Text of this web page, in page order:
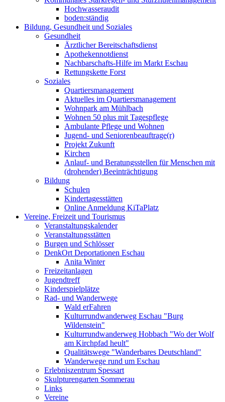
Hochwasseraudit
boden:ständig
Bildung, Gesundheit und Soziales
Gesundheit
Ärztlicher Bereitschaftsdienst
Apothekennotdienst
Nachbarschafts-Hilfe im Markt Eschau
Rettungskette Forst
Soziales
Quartiersmanagement
Aktuelles im Quartiersmanagement
Wohnpark am Mühlbach
Wohnen 50 plus mit Tagespflege
Ambulante Pflege und Wohnen
Jugend- und Seniorenbeauftrage(r)
Projekt Zukunft
Kirchen
Anlauf- und Beratungsstellen für Menschen mit
(drohender) Beeinträchtigung
Bildung
Schulen
Kindertagesstätten
Online Anmeldung KiTaPlatz
Vereine, Freizeit und Tourismus
Veranstaltungskalender
Veranstaltungsstätten
Burgen und Schlösser
DenkOrt Deportationen Eschau
Anita Winter
Freizeitanlagen
Jugendtreff
Kinderspielplätze
Rad- und Wanderwege
Wald erFahren
Kulturrundwanderweg Eschau "Burg
Wildenstein"
Kulturrundwanderweg Hobbach "Wo der Wolf
am Kirchpfad heult"
Qualitätswege "Wanderbares Deutschland"
Wanderwege rund um Eschau
Erlebniszentrum Spessart
Skulpturengarten Sommerau
Links
Vereine